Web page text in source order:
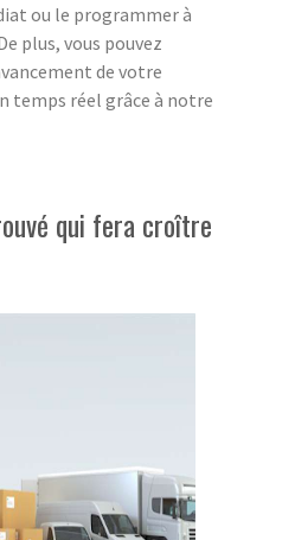
ou le programmer à
plus, vous pouvez
de votre
temps réel grâce à notre
qui fera croître